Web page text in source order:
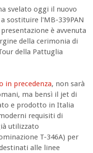
svelato oggi il nuovo
sostituire l'MB-339PAN
è avvenuta
della cerimonia di
della Pattuglia
in precedenza, non sarà
ma bensì il jet di
e prodotto in Italia
requisiti di
utilizzato
T-346A) per
alle linee